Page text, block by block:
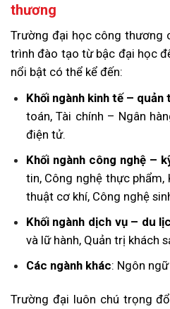
thương
Trường đại học công thương
trình đào tạo từ bậc đại học
nổi bật có thể kể đến:
Khối ngành kinh tế – quản
toán, Tài chính – Ngân
điện tử.
Khối ngành công nghệ –
tin, Công nghệ thực
thuật cơ khí, Công nghệ
Khối ngành dịch vụ – du
và lữ hành, Quản trị khách
Các ngành khác: Ngôn
Trường đại luôn chú trọng